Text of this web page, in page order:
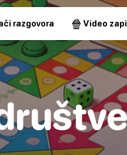
razgovora 🍿 Video